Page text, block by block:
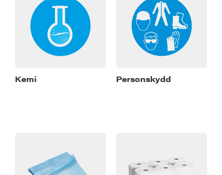
Kemi Personskydd